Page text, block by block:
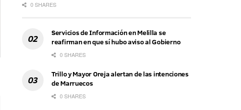
0 SHARES
Servicios de Información en Melilla se
reafirman en que sí hubo aviso al Gobierno
0 SHARES
Trillo y Mayor Oreja alertan de las intenciones
de Marruecos
0 SHARES